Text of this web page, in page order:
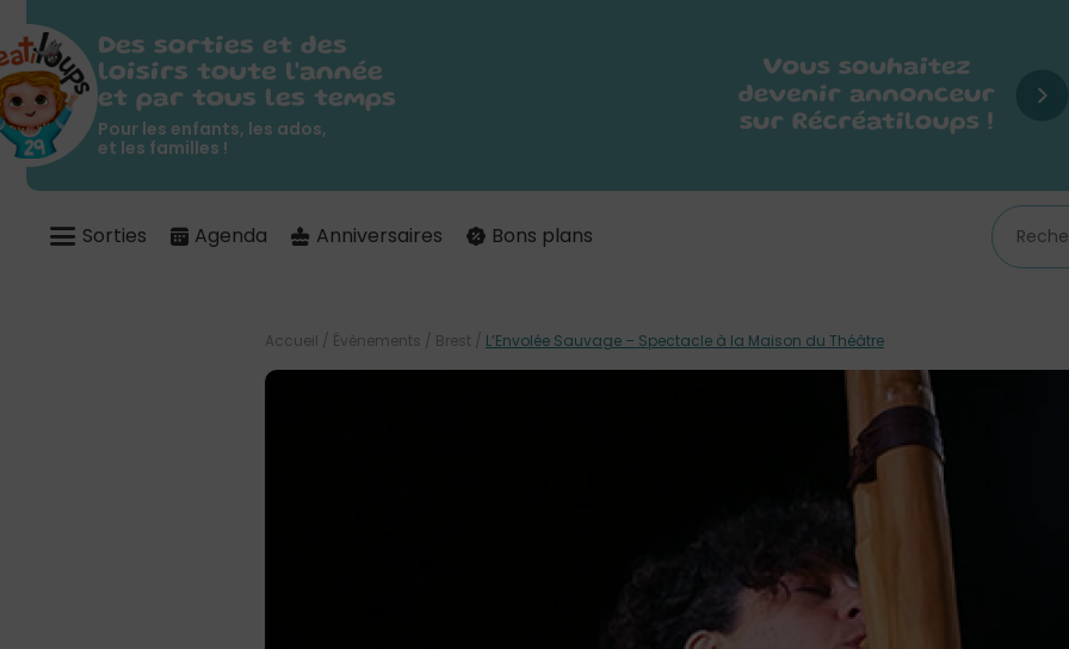
Des sorties et des
loisirs toute l'année
et par tous les temps
Pour les enfants, les ados,
et les familles !
Sorties Agenda Anniversaires Bons plans
Accueil / Évènements / Brest / L’Envolée Sauvage – Spectacle à la Maison du Théâtre